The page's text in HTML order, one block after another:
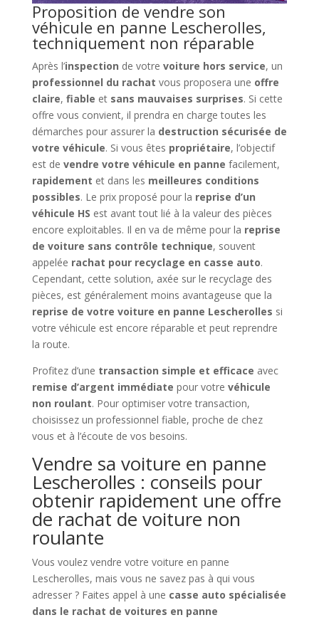
Proposition de vendre son
véhicule en panne Lescherolles,
techniquement non réparable
Après l’inspection de votre voiture hors service, un
professionnel du rachat vous proposera une offre
claire, fiable et sans mauvaises surprises. Si cette
offre vous convient, il prendra en charge toutes les
démarches pour assurer la destruction sécurisée de
votre véhicule. Si vous êtes propriétaire, l’objectif
est de vendre votre véhicule en panne facilement,
rapidement et dans les meilleures conditions
possibles. Le prix proposé pour la reprise d’un
véhicule HS est avant tout lié à la valeur des pièces
encore exploitables. Il en va de même pour la reprise
de voiture sans contrôle technique, souvent
appelée rachat pour recyclage en casse auto.
Cependant, cette solution, axée sur le recyclage des
pièces, est généralement moins avantageuse que la
reprise de votre voiture en panne Lescherolles si
votre véhicule est encore réparable et peut reprendre
la route.
Profitez d’une transaction simple et efficace avec
remise d’argent immédiate pour votre véhicule
non roulant. Pour optimiser votre transaction,
choisissez un professionnel fiable, proche de chez
vous et à l’écoute de vos besoins.
Vendre sa voiture en panne
Lescherolles : conseils pour
obtenir rapidement une offre
de rachat de voiture non
roulante
Vous voulez vendre votre voiture en panne
Lescherolles, mais vous ne savez pas à qui vous
adresser ? Faites appel à une casse auto spécialisée
dans le rachat de voitures en panne